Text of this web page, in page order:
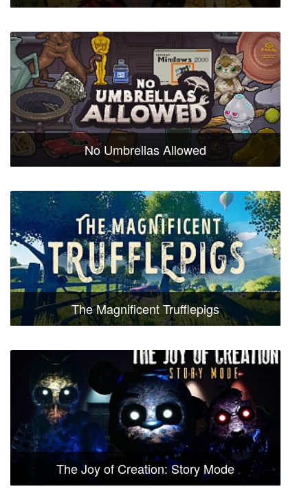
No Umbrellas Allowed
The Magnificent Trufflepigs
The Joy of Creation: Story Mode